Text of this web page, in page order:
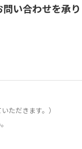
い合わせを承
ただきます。）